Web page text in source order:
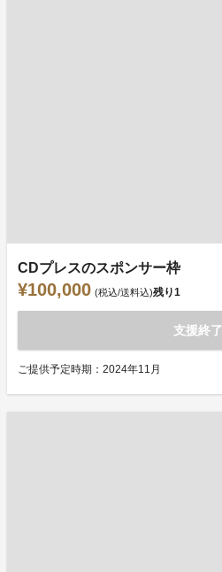
CDプレスのスポンサー枠
¥100,000 (税込/送料込)残り1
支援終了
ご提供予定時期：2024年11月